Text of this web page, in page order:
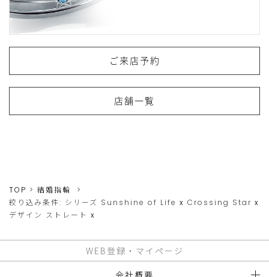
ご来店予約
店舗一覧
TOP
結婚指輪
絞り込み条件: シリーズ Sunshine of Life x Crossing Star x
デザイン ストレート x
WEB登録・マイページ